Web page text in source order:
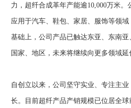
力，超纤合成革年产能逾10,000万米
应用于汽车、鞋包、家居、服饰等领
基础上，公司产品已触达东亚、东南
国家、地区，未来将继续向更多领域延
自创立以来，公司坚守实业、专注主
长。目前超纤产品产销规模已位居全